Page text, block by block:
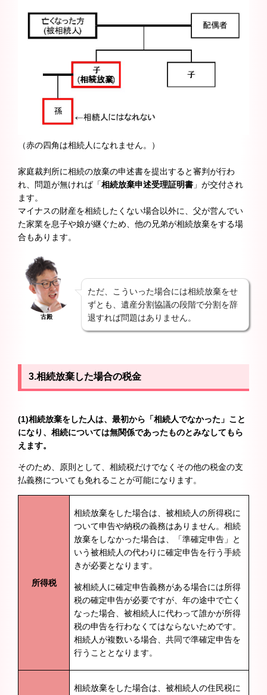
（赤の四角は相続人になれません。）
家庭裁判所に相続の放棄の申述書を提出すると審判が行わ
れ、問題が無ければ「相続放棄申述受理証明書 」が交付され
ます。
マイナスの財産を相続したくない場合以外に、父が営んでい
た家業を息子や娘が継ぐため、他の兄弟が相続放棄をする場
合もあります。
古殿
ただ、こういった場合には相続放棄をせ
ずとも、遺産分割協議の段階で分割を辞
退すれば問題はありません。
3.相続放棄した場合の税金
(1)相続放棄をした人は、最初から「相続人でなかった」こと
になり、相続については無関係であったものとみなしてもら
えます。
そのため、原則として、相続税だけでなくその他の税金の支
払義務についても免れることが可能になります。
所得税
相続放棄をした場合は、被相続人の所得税に
ついて申告や納税の義務はありません。相続
放棄をしなかった場合は、「準確定申告」と
いう被相続人の代わりに確定申告を行う手続
きが必要となります。
被相続人に確定申告義務がある場合には所得
税の確定申告が必要ですが、年の途中で亡く
なった場合、被相続人に代わって誰かが所得
税の申告を行わなくてはならないためです。
相続人が複数いる場合、共同で準確定申告を
行うこととなります。
相続放棄をした場合は、被相続人の住民税に